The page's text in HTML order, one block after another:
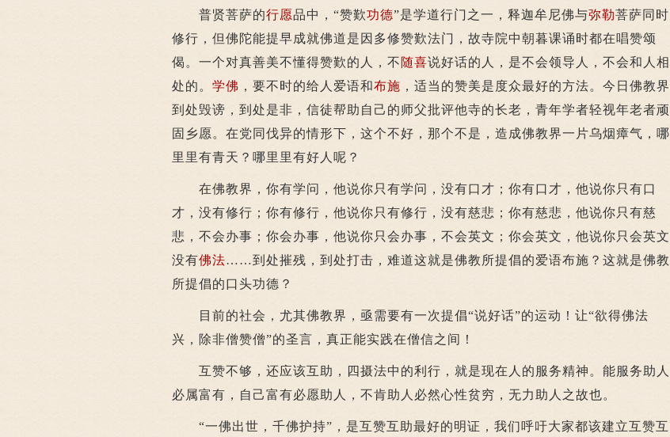
普贤菩萨的行愿品中，“赞歎功德”是学道行门之一，释迦牟尼佛与弥勒菩萨同时
修行，但佛陀能提早成就佛道是因多修赞歎法门，故寺院中朝暮课诵时都在唱赞颂
偈。一个对真善美不懂得赞歎的人，不 随喜说好话的人，是不会领导人，不会和人相
处的。 学佛 ，要不时的给人爱语和布施 ，适当的赞美是度众最好的方法。今日佛教界
到处毁谤，到处是非，信徒帮助自己的师父批评他寺的长老，青年学者轻视年老者顽
固乡愿。在党同伐异的情形下，这个不好，那个不是，造成佛教界一片乌烟瘴气，哪
里里有青天？哪里里有好人呢？
在佛教界，你有学问，他说你只有学问，没有口才；你有口才，他说你只有口
才，没有修行；你有修行，他说你只有修行，没有慈悲；你有慈悲，他说你只有慈
悲，不会办事；你会办事，他说你只会办事，不会英文；你会英文，他说你只会英文
没有佛法……到处摧残，到处打击，难道这就是佛教所提倡的爱语布施？这就是佛教
所提倡的口头功德？
目前的社会，尤其佛教界，亟需要有一次提倡“说好话”的运动！让“欲得佛法
兴，除非僧赞僧”的圣言，真正能实践在僧信之间！
互赞不够，还应该互助，四摄法中的利行，就是现在人的服务精神。能服务助人
必属富有，自己富有必愿助人，不肯助人必然心性贫穷，无力助人之故也。
“一佛出世，千佛护持”，是互赞互助最好的明证，我们呼吁大家都该建立互赞互